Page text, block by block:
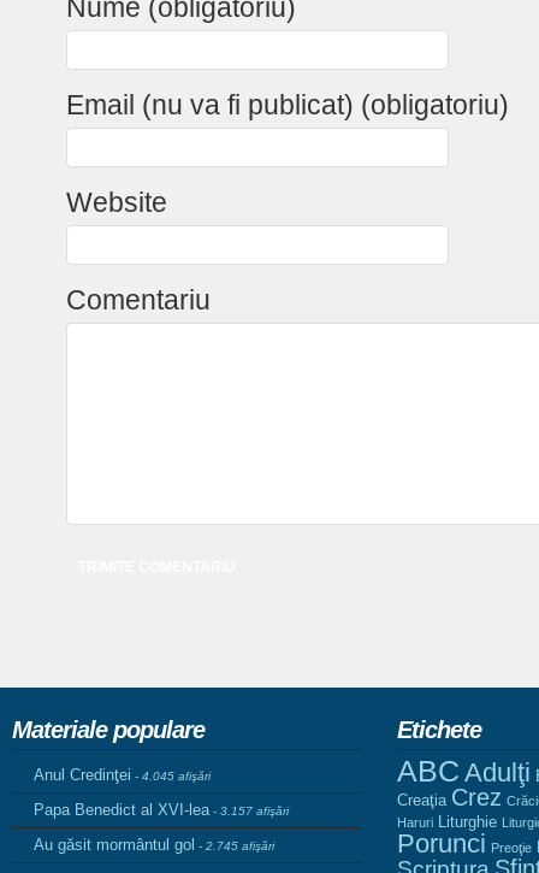
Nume (obligatoriu)
Email (nu va fi publicat) (obligatoriu)
Website
Comentariu
Materiale populare
Anul Credinţei - 4.045 afişări
Papa Benedict al XVI-lea- 3.157 afişări
Au găsit mormântul gol - 2.745 afişări
Etichete
ABC Adulţi
Creaţia Crez
Haruri Liturghie
Porunci Preoţie